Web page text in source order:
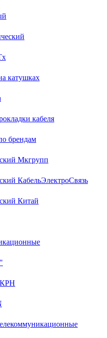
катушках
кабеля
брендам
Мкгрупп
КабельЭлектроСвязь
Китай
КРН